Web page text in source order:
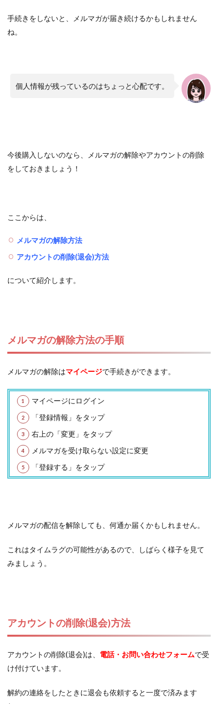
手続きをしないと、メルマガが届き続けるかもしれません
ね。
個人情報が残っているのはちょっと心配です。
今後購入しないのなら、メルマガの解除やアカウントの削除
をしておきましょう！
ここからは、
メルマガの解除方法
アカウントの削除(退会)方法
について紹介します。
メルマガの解除方法の手順
メルマガの解除はマイページで手続きができます。
マイページにログイン
「登録情報」をタップ
右上の「変更」をタップ
メルマガを受け取らない設定に変更
「登録する」をタップ
メルマガの配信を解除しても、何通か届くかもしれません。
これはタイムラグの可能性があるので、しばらく様子を見て
みましょう。
アカウントの削除(退会)方法
アカウントの削除(退会)は、 電話・お問い合わせフォームで受
け付けています。
解約の連絡をしたときに退会も依頼すると一度で済みます